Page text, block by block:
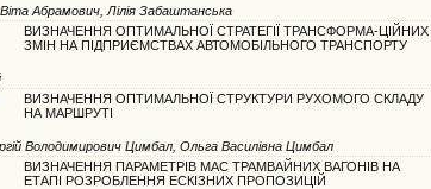
Абрамович, Лілія Забаштанська
ВИЗНАЧЕННЯ ОПТИМАЛЬНОЇ СТРАТЕГІЇ ТРАНСФОРМА-ЦІЙНИХ
ЗМІН НА ПІДПРИЄМСТВАХ АВТОМОБІЛЬНОГО ТРАНСПОРТУ
ВИЗНАЧЕННЯ ОПТИМАЛЬНОЇ СТРУКТУРИ РУХОМОГО СКЛАДУ
НА МАРШРУТІ
Володимирович Цимбал, Ольга Василівна Цимбал
ВИЗНАЧЕННЯ ПАРАМЕТРІВ МАС ТРАМВАЙНИХ ВАГОНІВ НА
ЕТАПІ РОЗРОБЛЕННЯ ЕСКІЗНИХ ПРОПОЗИЦІЙ